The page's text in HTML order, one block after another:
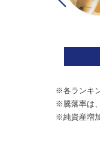
※各ランキ
※騰落率は
※純資産増